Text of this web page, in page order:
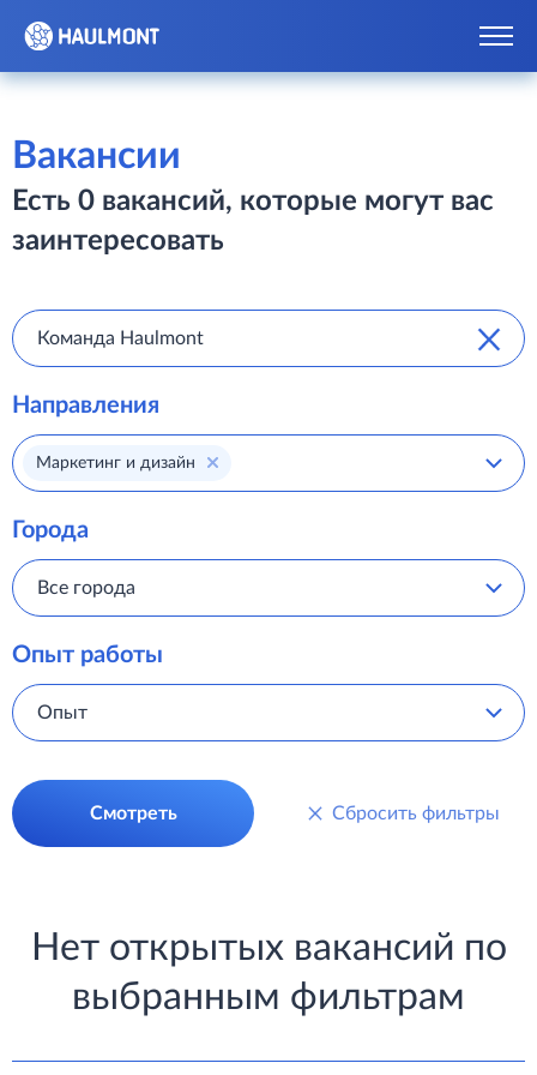
Вакансии
Есть 0 вакансий, которые могут вас
заинтересовать
Направления
Маркетинг и дизайн
Города
Все города
Опыт работы
Опыт
Смотреть Сбросить фильтры
Нет открытых вакансий по
выбранным фильтрам